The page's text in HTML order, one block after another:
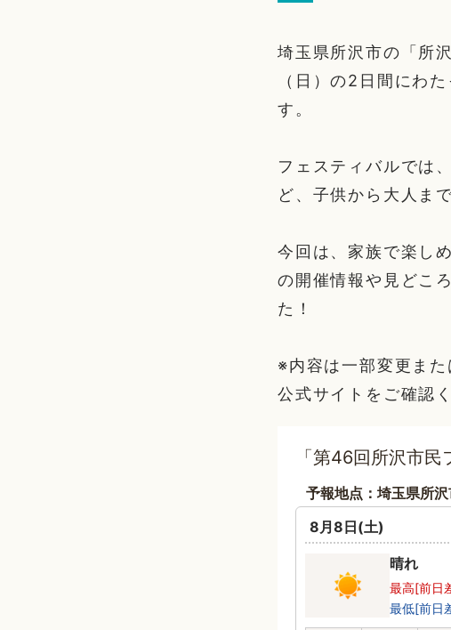
埼玉県所沢市の「所
（日）の2日間にわ
す。
フェスティバルでは
ど、子供から大人ま
今回は、家族で楽し
の開催情報や見どこ
た！
※内容は一部変更ま
公式サイトをご確認
「第46回所沢市
予報地点：埼玉県所
8月8日(土)
晴れ
最高[前日
最低[前日